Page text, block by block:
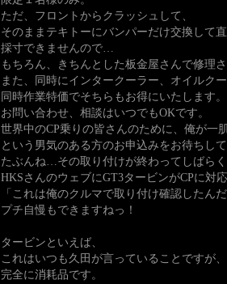
ただ、フロントからクラッシュして、
そのままテキトーにバンパーだけ交換して
採寸できませんので…
もちろん、きちんとした板金屋さんで修理
また、同時にインタークーラー、オイルク
同時作業特価でそちらもお得にいたします。
お問い合わせ、相談はいつでもOKです。
世界中のCP乗りの皆さんのために、俺が一
という男気のある方のお申込みをお待ちして
たぶんね…その取り付けが終わってしばらく
HKSさんのウェブにGT3タービンがCPに対
「これは俺のクルマで取り付け確認したんだ
プチ自慢もできますねっ！
タービンといえば、
これはいつも久田が言っていることですが、
完全に消耗品です。